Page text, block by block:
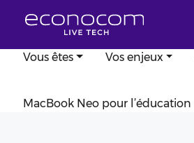
Vous êtes Vos enjeux
MacBook Neo pour l’éducation